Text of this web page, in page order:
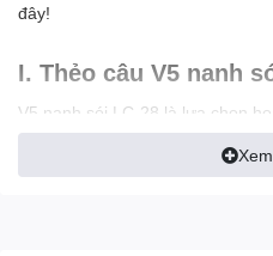
đây!
I. Thẻo câu V5 nanh
V5 nanh sói LC-28 là lựa chọn
thích câu cá đài và câu dịch vụ.
kế nhẹ hơn, cứng hơn, sắc bén